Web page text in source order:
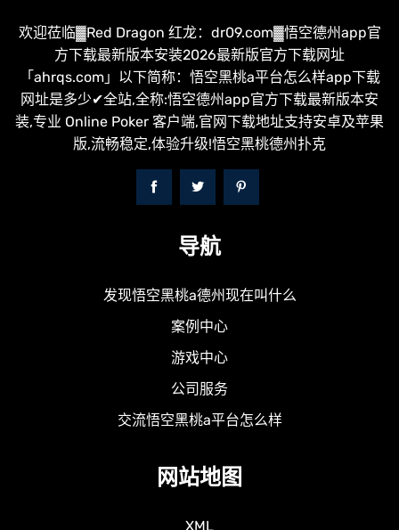
欢迎莅临▓Red Dragon 红龙：dr09.com▓悟空德州app官
方下载最新版本安装2026最新版官方下载网址
「ahrqs.com」以下简称：悟空黑桃a平台怎么样app下载
网址是多少✔全站,全称:悟空德州app官方下载最新版本安
装,专业 Online Poker 客户端,官网下载地址支持安卓及苹果
版,流畅稳定,体验升级!悟空黑桃德州扑克
导航
发现悟空黑桃a德州现在叫什么
案例中心
游戏中心
公司服务
交流悟空黑桃a平台怎么样
网站地图
XML